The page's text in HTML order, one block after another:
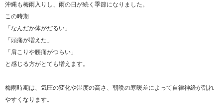
沖縄も梅雨入りし、雨の日が続く季節になりました。
この時期
「なんだか体がだるい」
「頭痛が増えた」
「肩こりや腰痛がつらい」
と感じる方がとても増えます。
梅雨時期は、気圧の変化や湿度の高さ、朝晩の寒暖差によって自律神経が乱れ
やすくなります。